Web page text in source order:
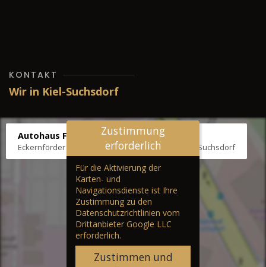
KONTAKT
Wir in Kiel-Suchsdorf
Autohaus Fräter
Eckernförder Str. /Klausbrooker Weg 1, 24107 Kiel-Suchsdorf
Zustimmung
erforderlich
Für die Aktivierung der
Karten- und
Navigationsdienste ist Ihre
Zustimmung zu den
Datenschutzrichtlinien vom
Drittanbieter Google LLC
erforderlich.
Zustimmen und